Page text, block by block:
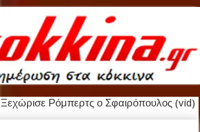
Ξεχώρισε Ρόμπερτς ο Σφαιρόπουλος (vid)